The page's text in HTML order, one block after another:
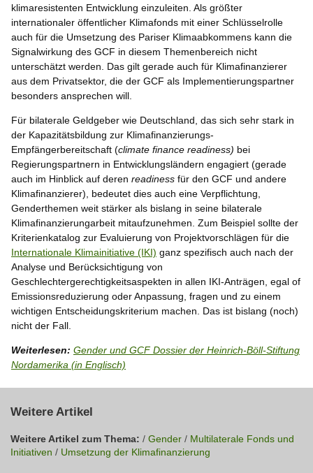
klimaresistenten Entwicklung einzuleiten. Als größter
internationaler öffentlicher Klimafonds mit einer Schlüsselrolle
auch für die Umsetzung des Pariser Klimaabkommens kann die
Signalwirkung des GCF in diesem Themenbereich nicht
unterschätzt werden. Das gilt gerade auch für Klimafinanzierer
aus dem Privatsektor, die der GCF als Implementierungspartner
besonders ansprechen will.
Für bilaterale Geldgeber wie Deutschland, das sich sehr stark in
der Kapazitätsbildung zur Klimafinanzierungs-
Empfängerbereitschaft (climate finance readiness) bei
Regierungspartnern in Entwicklungsländern engagiert (gerade
auch im Hinblick auf deren readiness für den GCF und andere
Klimafinanzierer), bedeutet dies auch eine Verpflichtung,
Genderthemen weit stärker als bislang in seine bilaterale
Klimafinanzierungarbeit mitaufzunehmen. Zum Beispiel sollte der
Kriterienkatalog zur Evaluierung von Projektvorschlägen für die
Internationale Klimainitiative (IKI) ganz spezifisch auch nach der
Analyse und Berücksichtigung von
Geschlechtergerechtigkeitsaspekten in allen IKI-Anträgen, egal of
Emissionsreduzierung oder Anpassung, fragen und zu einem
wichtigen Entscheidungskriterium machen. Das ist bislang (noch)
nicht der Fall.
Weiterlesen: Gender und GCF Dossier der Heinrich-Böll-Stiftung
Nordamerika (in Englisch)
Weitere Artikel
Weitere Artikel zum Thema: / Gender / Multilaterale Fonds und
Initiativen / Umsetzung der Klimafinanzierung